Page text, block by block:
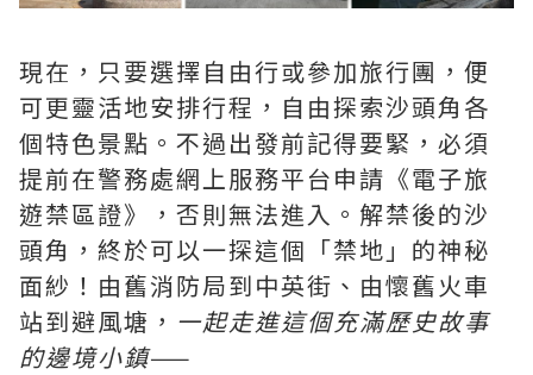
現在，只要選擇自由行或參加旅行團，便
可更靈活地安排行程，自由探索沙頭角各
個特色景點。不過出發前記得要緊，必須
提前在警務處網上服務平台申請《電子旅
遊禁區證》，否則無法進入。解禁後的沙
頭角，終於可以一探這個「禁地」的神秘
面紗！由舊消防局到中英街、由懷舊火車
站到避風塘， 一起走進這個充滿歷史故事
的邊境小鎮——